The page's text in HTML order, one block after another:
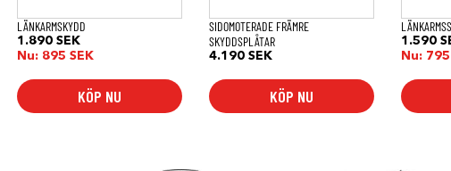
LÄNKARMSKYDD
1.890SEK
Nu: 895SEK
KÖP NU
SIDOMOTERADE FRÄMRE
SKYDDSPLÅTAR
4.190SEK
KÖP NU
1.590
Nu: